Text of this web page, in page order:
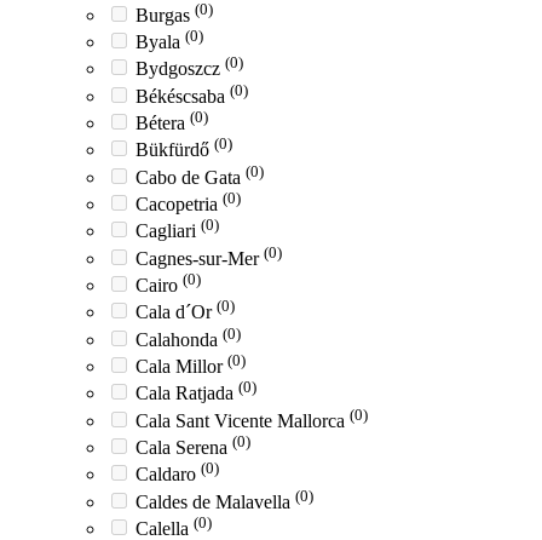
Burgas (0)
Byala (0)
Bydgoszcz (0)
Békéscsaba (0)
Bétera (0)
Bükfürdő (0)
Cabo de Gata (0)
Cacopetria (0)
Cagliari (0)
Cagnes-sur-Mer (0)
Cairo (0)
Cala d´Or (0)
Calahonda (0)
Cala Millor (0)
Cala Ratjada (0)
Cala Sant Vicente Mallorca (0)
Cala Serena (0)
Caldaro (0)
Caldes de Malavella (0)
Calella (0)